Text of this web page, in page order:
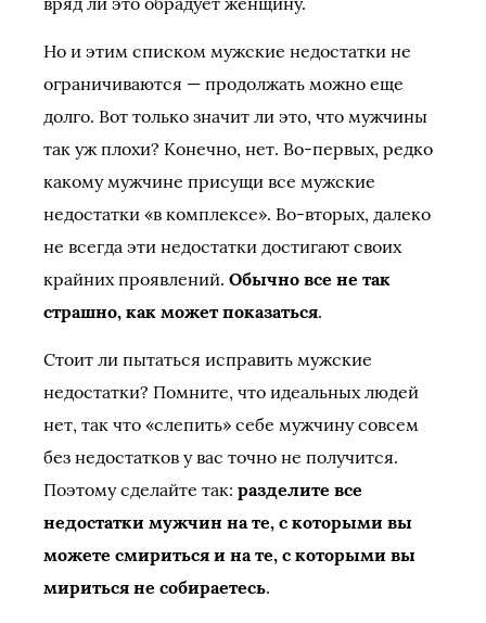
Но и этим списком мужские недостатки не
ограничиваются — продолжать можно еще
долго. Вот только значит ли это, что мужчины
так уж плохи? Конечно, нет. Во-первых, редко
какому мужчине присущи все мужские
недостатки «в комплексе». Во-вторых, далеко
не всегда эти недостатки достигают своих
крайних проявлений. Обычно все не так
страшно, как может показаться.
Стоит ли пытаться исправить мужские
недостатки? Помните, что идеальных людей
нет, так что «слепить» себе мужчину совсем
без недостатков у вас точно не получится.
Поэтому сделайте так: разделите все
недостатки мужчин на те, с которыми вы
можете смириться и на те, с которыми вы
мириться не собираетесь.